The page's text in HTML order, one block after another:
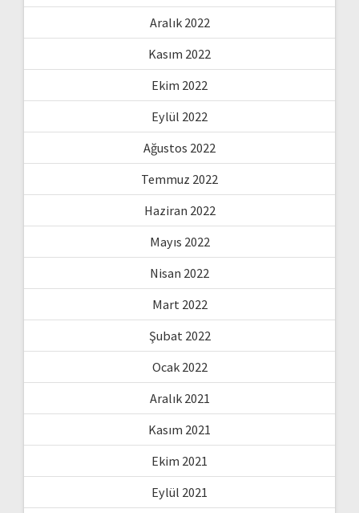
Aralık 2022
Kasım 2022
Ekim 2022
Eylül 2022
Ağustos 2022
Temmuz 2022
Haziran 2022
Mayıs 2022
Nisan 2022
Mart 2022
Şubat 2022
Ocak 2022
Aralık 2021
Kasım 2021
Ekim 2021
Eylül 2021